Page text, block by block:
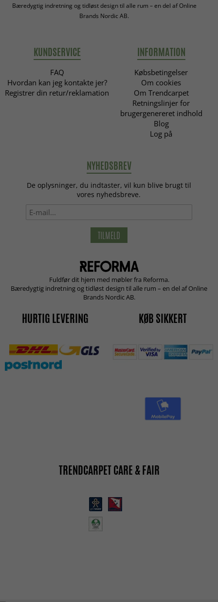
Bæredygtig indretning og tidløst design til alle rum – en del af Online
Brands Nordic AB.
KUNDSERVICE
FAQ
Hvordan kan jeg kontakte jer?
Registrer din retur/reklamation
INFORMATION
Købsbetingelser
Om cookies
Om Trendcarpet
Retningslinjer for
brugergenereret indhold
Blog
Log på
NYHEDSBREV
De oplysninger, du indtaster, vil kun blive brugt til
vores nyhedsbreve.
TILMELD
Fuldfør dit hjem med møbler fra Reforma.
Bæredygtig indretning og tidløst design til alle rum – en del af Online
Brands Nordic AB.
HURTIG LEVERING KØB SIKKERT
TRENDCARPET CARE & FAIR